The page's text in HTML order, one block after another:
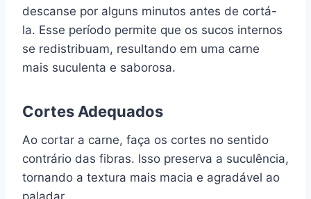
descanse por alguns minutos antes de cortá-
la. Esse período permite que os sucos internos
se redistribuam, resultando em uma carne
mais suculenta e saborosa.
Cortes Adequados
Ao cortar a carne, faça os cortes no sentido
contrário das fibras. Isso preserva a suculência,
tornando a textura mais macia e agradável ao
paladar.